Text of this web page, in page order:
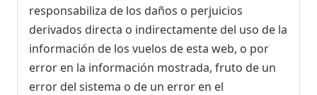
responsabiliza de los daños o perjuicios
derivados directa o indirectamente del uso de la
información de los vuelos de esta web, o por
error en la información mostrada, fruto de un
error del sistema o de un error en el